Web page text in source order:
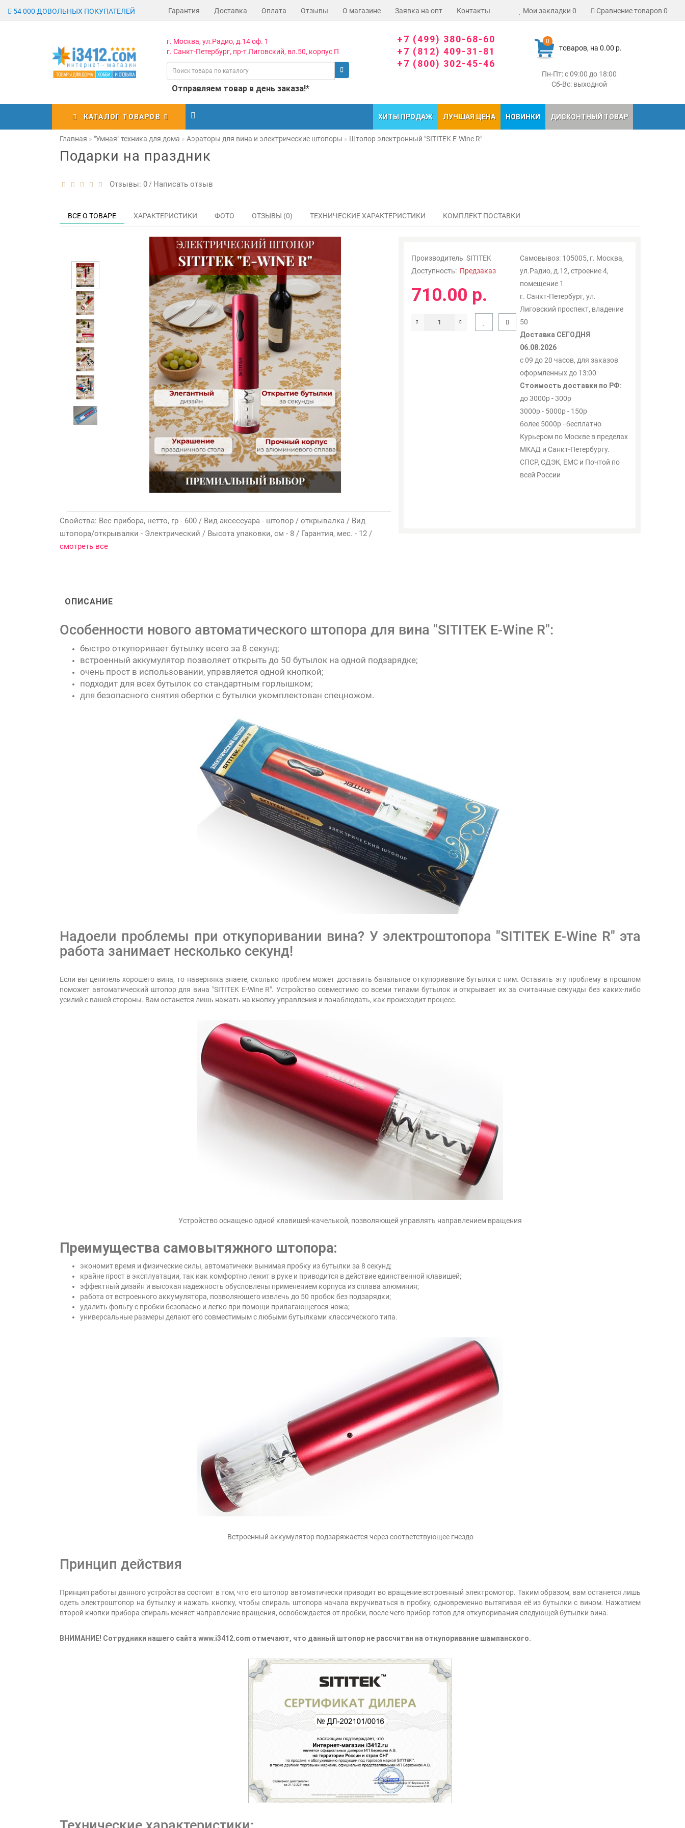
54 000 ДОВОЛЬНЫХ ПОКУПАТЕЛЕЙ Гарантия Доставка Оплата Отзывы О магазине Заявка на опт Контакты Мои закладки 0 Сравнение товаров0
0
товаров, на 0.00 р.
Пн-Пт: с 09:00 до 18:00
Сб-Вс: выходной
г. Москва, ул.Радио, д.14 оф. 1
г. Санкт-Петербург, пр-т Лиговский, вл.50, корпус П
Отправляем товар в день заказа!*
+7 (499) 380-68-60
+7 (812) 409-31-81
+7 (800) 302-45-46
КАТАЛОГ ТОВАРОВ ХИТЫ ПРОДАЖ ЛУЧШАЯ ЦЕНА НОВИНКИ ДИСКОНТНЫЙ ТОВАР
Главная "Умная" техника для дома Аэраторы для вина и электрические штопоры Штопор электронный "SITITEK E-Wine R"
Подарки на праздник
Отзывы: 0 / Написать отзыв
ВСЕ О ТОВАРЕ ХАРАКТЕРИСТИКИ ФОТО ОТЗЫВЫ (0) ТЕХНИЧЕСКИЕ ХАРАКТЕРИСТИКИ КОМПЛЕКТ ПОСТАВКИ
Свойства: Вес прибора, нетто, гр - 600 / Вид аксессуара - штопор / открывалка / Вид
штопора/открывалки - Электрический / Высота упаковки, см - 8 / Гарантия, мес. - 12 /
смотреть все
Производитель SITITEK
Доступность: Предзаказ
Самовывоз: 105005, г. Москва,
ул.Радио, д.12, строение 4,
помещение 1
г. Санкт-Петербург, ул.
Лиговский проспект, владение
50
Доставка СЕГОДНЯ
06.08.2026
с 09 до 20 часов, для заказов
оформленных до 13:00
Стоимость доставки по РФ:
до 3000р - 300р
3000р - 5000р - 150р
более 5000р - бесплатно
Курьером по Москве в пределах
МКАД и Санкт-Петербургу.
СПСР, СДЭК, ЕМС и Почтой по
всей России
710.00 р.
ОПИСАНИЕ
Особенности нового автоматического штопора для вина "SITITEK E-Wine R":
быстро откупоривает бутылку всего за 8 секунд;
встроенный аккумулятор позволяет открыть до 50 бутылок на одной подзарядке;
очень прост в использовании, управляется одной кнопкой;
подходит для всех бутылок со стандартным горлышком;
для безопасного снятия обертки с бутылки укомплектован спецножом.
Надоели проблемы при откупоривании вина? У электроштопора "SITITEK E-Wine R" эта
работа занимает несколько секунд!
Если вы ценитель хорошего вина, то наверняка знаете, сколько проблем может доставить банальное откупоривание бутылки с ним. Оставить эту проблему в прошлом
поможет автоматический штопор для вина "SITITEK E-Wine R". Устройство совместимо со всеми типами бутылок и открывает их за считанные секунды без каких-либо
усилий с вашей стороны. Вам останется лишь нажать на кнопку управления и понаблюдать, как происходит процесс.
Устройство оснащено одной клавишей-качелькой, позволяющей управлять направлением вращения
Преимущества самовытяжного штопора:
экономит время и физические силы, автоматичеки вынимая пробку из бутылки за 8 секунд;
крайне прост в эксплуатации, так как комфортно лежит в руке и приводится в действие единственной клавишей;
эффектный дизайн и высокая надежность обусловлены применением корпуса из сплава алюминия;
работа от встроенного аккумулятора, позволяющего извлечь до 50 пробок без подзарядки;
удалить фольгу с пробки безопасно и легко при помощи прилагающегося ножа;
универсальные размеры делают его совместимым с любыми бутылками классического типа.
Встроенный аккумулятор подзаряжается через соответствующее гнездо
Принцип действия
Принцип работы данного устройства состоит в том, что его штопор автоматически приводит во вращение встроенный электромотор. Таким образом, вам останется лишь
одеть электроштопор на бутылку и нажать кнопку, чтобы спираль штопора начала вкручиваться в пробку, одновременно вытягивая её из бутылки с вином. Нажатием
второй кнопки прибора спираль меняет направление вращения, освобождается от пробки, после чего прибор готов для откупоривания следующей бутылки вина.
ВНИМАНИЕ! Сотрудники нашего сайта www.i3412.com отмечают, что данный штопор не рассчитан на откупоривание шампанского.